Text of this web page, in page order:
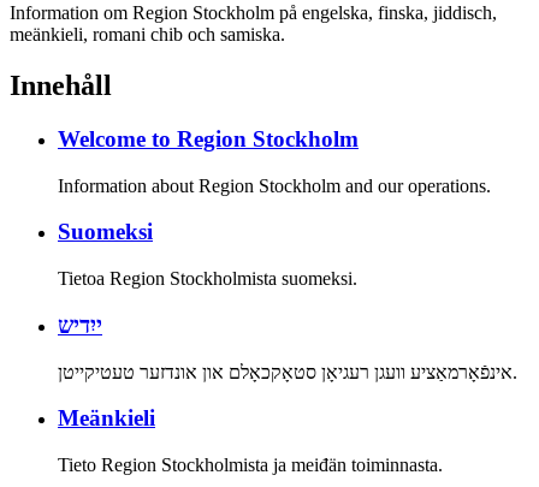
Information om Region Stockholm på engelska, finska, jiddisch,
meänkieli, romani chib och samiska.
Innehåll
Welcome to Region Stockholm
Information about Region Stockholm and our operations.
Suomeksi
Tietoa Region Stockholmista suomeksi.
ייִדיש
אינפֿאָרמאַציע וועגן רעגיאָן סטאָקכאָלם און אונדזער טעטיקייטן.
Meänkieli
Tieto Region Stockholmista ja meiđän toiminnasta.